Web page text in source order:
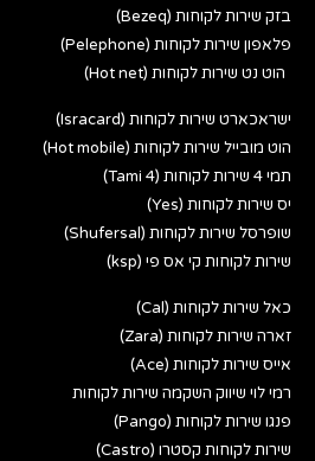
בזק שירות לקוחות (Bezeq)
פלאפון שירות לקוחות (Pelephone)
הוט נט שירות לקוחות (Hot net)
ישראכארט שירות לקוחות (Isracard)
הוט מובייל שירות לקוחות (Hot mobile)
תמי 4 שירות לקוחות (Tami 4)
יס שירות לקוחות (Yes)
שופרסל שירות לקוחות (Shufersal)
שירות לקוחות קי אס פי (ksp)
כאל שירות לקוחות (Cal)
זארה שירות לקוחות (Zara)
אייס שירות לקוחות (Ace)
רמי לוי שיווק השקמה שירות לקוחות
פנגו שירות לקוחות (Pango)
שירות לקוחות קסטרו (Castro)